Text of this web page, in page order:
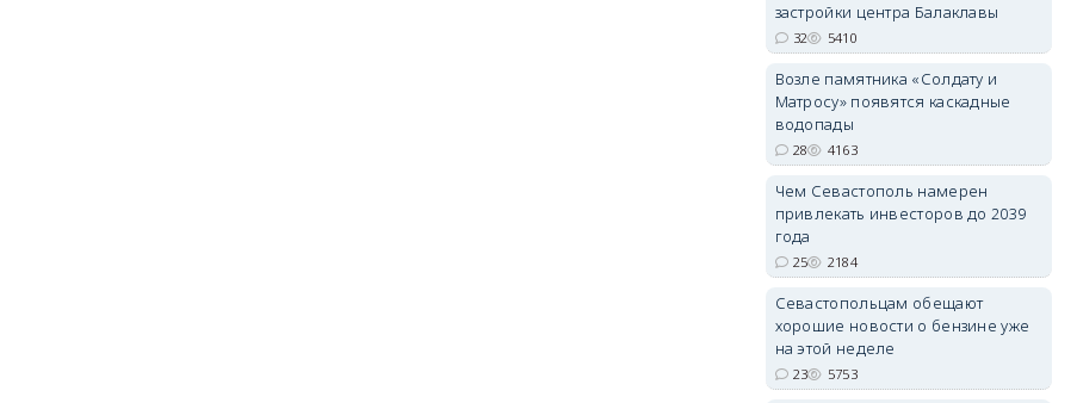
застройки центра Балаклавы
32 5410
Возле памятника «Солдату и
Матросу» появятся каскадные
водопады
28 4163
Чем Севастополь намерен
привлекать инвесторов до 2039
года
25 2184
Севастопольцам обещают
хорошие новости о бензине уже
на этой неделе
23 5753